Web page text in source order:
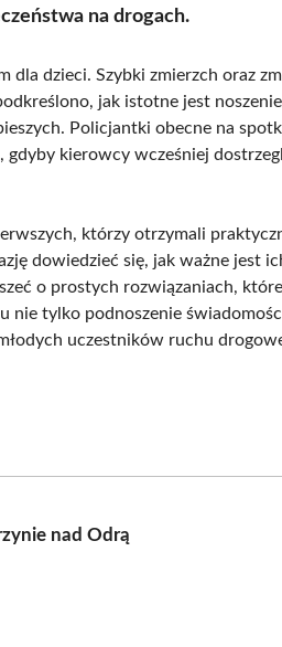
na drogach.
dzieci. Szybki zmierzch oraz
jak istotne jest noszenie
Policjantki obecne na
gdyby kierowcy wcześniej
którzy otrzymali
dowiedzieć się, jak ważne jest
o prostych rozwiązaniach,
nie tylko podnoszenie
uczestników ruchu
nad Odrą